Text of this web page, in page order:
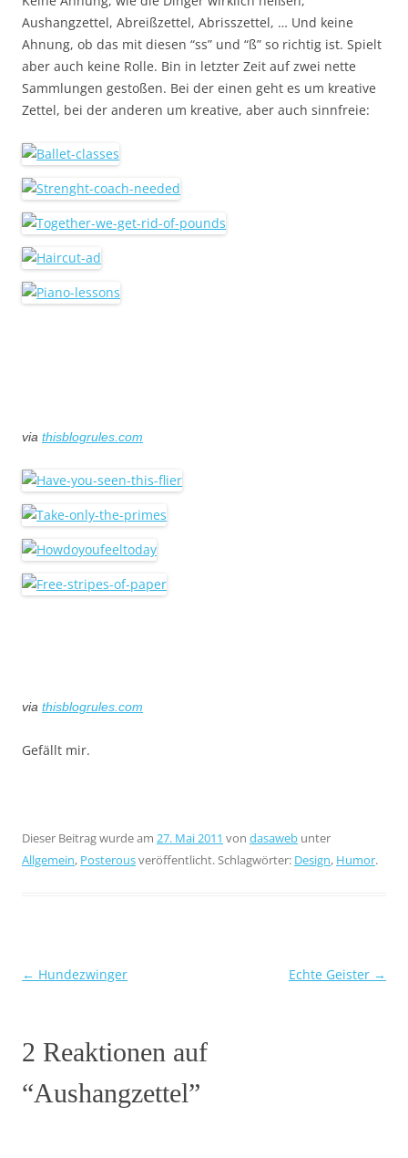
Aushangzettel, Abreißzettel, Abrisszettel, … Und keine
Ahnung, ob das mit diesen “ss” und “ß” so richtig ist. Spielt
aber auch keine Rolle. Bin in letzter Zeit auf zwei nette
Sammlungen gestoßen. Bei der einen geht es um kreative
Zettel, bei der anderen um kreative, aber auch sinnfreie:
via thisblogrules.com
via thisblogrules.com
Gefällt mir.
Dieser Beitrag wurde am 27. Mai 2011 von dasaweb unter
Allgemein, Posterousveröffentlicht. Schlagwörter: Design, Humor.
Beitragsnavigation
← Hundezwinger Echte Geister →
2 Reaktionen auf
“Aushangzettel”